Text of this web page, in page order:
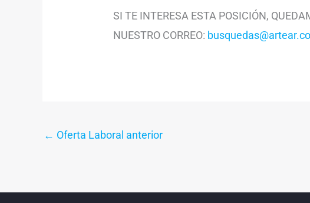
SI TE INTERESA ESTA POSICIÓN,
NUESTRO CORREO:
← Oferta Laboral anterior